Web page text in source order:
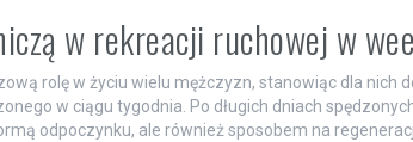
w rekreacji ruchowej w
rolę w życiu wielu mężczyzn, stanowiąc dla nich
w ciągu tygodnia. Po długich dniach
odpoczynku, ale również sposobem na